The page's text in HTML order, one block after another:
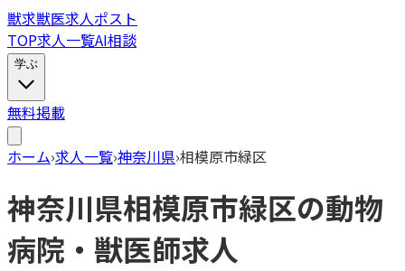
獣求獣医求人ポスト
TOP求人一覧AI相談
学ぶ
無料掲載
ホーム›求人一覧›神奈川県›相模原市緑区
神奈川県相模原市緑区の動物
病院・獣医師求人